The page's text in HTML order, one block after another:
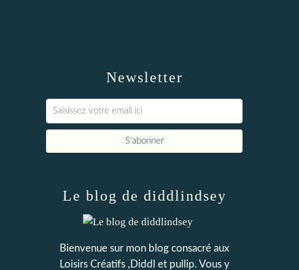
Newsletter
Le blog de diddlindsey
Bienvenue sur mon blog consacré aux
Loisirs Créatifs ,Diddl et pullip. Vous y